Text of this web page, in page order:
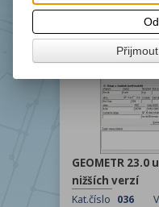
GEOMETR 23.0
nižších verzí
Kat.číslo 036